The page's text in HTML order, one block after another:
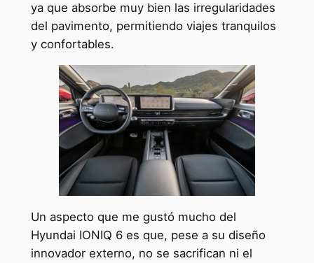
ya que absorbe muy bien las irregularidades
del pavimento, permitiendo viajes tranquilos
y confortables.
Un aspecto que me gustó mucho del
Hyundai IONIQ 6 es que, pese a su diseño
innovador externo, no se sacrifican ni el